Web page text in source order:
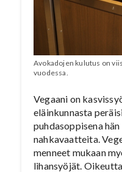
Avokadojen kulutus on
vuodessa.
Vegaani on
eläinkunnasta
puhdasoppisena
nahkavaatteita.
menneet mukaan
lihansyöjät.